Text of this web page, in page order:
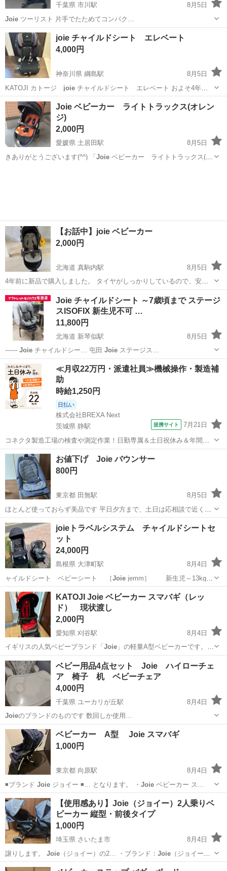
千葉県 市川駅
8月5日
Joieツーリスト 片手でたためてコンパク…
千葉 市川市 ベビー用品
joie チャイルドシート エレベート
4,000円
神奈川県 綱島駅
8月5日
KATOJI カトージ joieチャイルドシート エレベート およそ4年前
に購入しましたが、車を手放したので、実質2年程度の使用です。 布
部分は自宅で洗いました。
神奈川 横浜市 綱島駅 joie
Joie ベビーカー ライトトラックス(オレン
ジ)
2,000円
愛媛県 土居田駅
8月5日
きありがとうございます(^^) 「Joieベビーカー ライトトラックス(オ
【お話中】joie ベビーカー
2,000円
北海道 真駒内駅
8月5日
4年前に新品で購入しました。 タイヤがしっかりしているので、安定
感があり、凸凹道も楽でした。 ベビーカー嫌いであまり使用していな
いため、綺麗だと思います。 受け渡しは基本土日にお願いします。 ど
なたか使用していただけると...
北海道 札幌市 真駒内駅 ベビー用品
Joie チャイルドシート ～7歳頃まで ステージ
スISOFIX 新生児不可 …
11,800円
北海道 新琴似駅
8月5日
------ Joie チャイルドシー… 屯田 Joie ステージス…
北海道 札幌市 新琴似駅 ベビー用品 ISOFIX
≪月収22万円・派遣社員≫機械操作・製造補
助
時給1,250円
日払い
株式会社BREXA Next
茨城県 静駅
提携サイト 7月21日
コネクタ製造工場の検査や測定作業！日勤専属＆土日祝休み＆年間休
日128日★クリーンルーム内作業★マイカー通勤OK＆無料駐車場あり
★就業先食堂利用可！日払い制度あり！《茨城県常陸大宮市》 人気の
工場のお仕事 ◇コネクタ製造工...
茨城 常陸大宮市 静駅 その他
お値下げ Joie バウンサー
800円
東京都 田無駅
8月5日
ほとんど使っておらず美品です 平日夕方まで、土日は応相談で近くま
で取りに来てくださる方お願いいたします
東京 西東京市
joieトラベルシステム チャイルドシートセ
ット
24,000円
島根県 大津町駅
8月4日
ャイルドシート ベビーシート ［Joiejemm］ 新生児～13kg
…島根 出雲市 ベビー用品
KATOJI Joie ベビーカー スマバギ（レッ
ド） 現状渡し
2,000円
愛知県 刈谷駅
8月4日
イギリスの人気ベビーブランド「 Joie」の軽量A型ベビーカーです。
KA…
愛知 刈谷市 刈谷駅 ベビー用品
ベビー用品4点セット Joie ハイローチェ
ア 椅子 机 ベビーチェア
4,000円
千葉県 ユーカリが丘駅
8月4日
Joie
のブランドのものです 数回しか使用…
千葉 佐倉市 ユーカリが丘駅 ベビー
ベビーカー A型 Joie スマバギ
1,000円
東京都 向原駅
8月4日
◾️ブランド Joie ジョイー ◾… となります。 ・ Joieベビーカー ス…
東京 豊島区 向原駅 ベビー用品
【使用感あり】Joie（ジョイー）2人乗りベ
ビーカー 縦型・前後タイプ
1,000円
埼玉県 さいたま市
8月4日
譲りします。 Joie （ジョイー）の2… ・ブランド： Joie（ジョイー）
…埼玉 さいたま市